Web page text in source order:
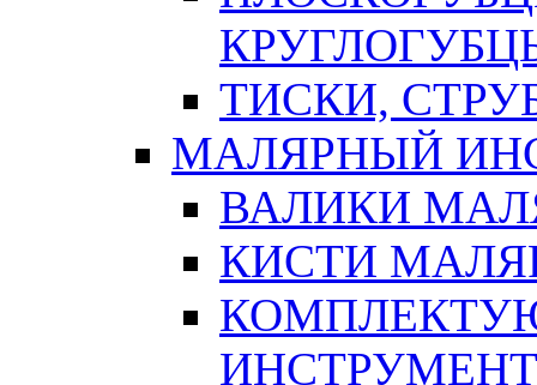
ТИСКИ,
МАЛЯРНЫЙ
ВАЛИКИ
КИСТИ